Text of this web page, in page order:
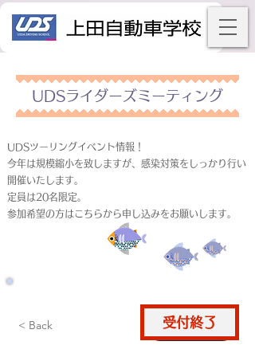
UDSライダーズミーティング
UDSツーリングイベント情報！
今年は規模縮小を致しますが、感染対策をしっかり行い
開催いたします。
定員は20名限定。
参加希望の方はこちらから申し込みをお願いします。
< Back 仮申込
受付終了